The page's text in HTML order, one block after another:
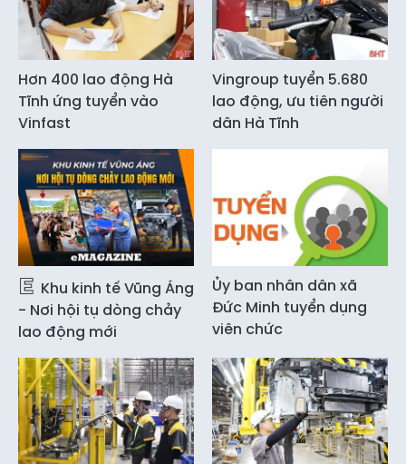
Hơn 400 lao động Hà
Tĩnh ứng tuyển vào
Vinfast
Vingroup tuyển 5.680
lao động, ưu tiên người
dân Hà Tĩnh
Khu kinh tế Vũng Áng
- Nơi hội tụ dòng chảy
lao động mới
Ủy ban nhân dân xã
Đức Minh tuyển dụng
viên chức